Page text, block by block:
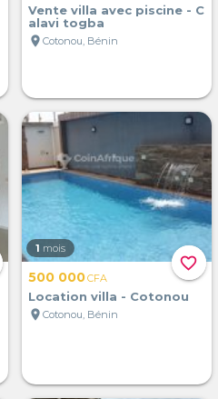
Vente villa avec piscine - C
alavi togba
location_on Cotonou, Bénin
favorite_border
1 mois
500 000CFA
Location villa - Cotonou
location_on Cotonou, Bénin